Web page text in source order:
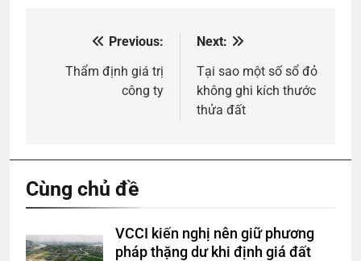
hướng
Previous:
Thẩm định giá trị
công ty
Next:
Tại sao một số sổ đỏ
không ghi kích thước
thửa đất
Cùng chủ đề
VCCI kiến nghị nên giữ phương
pháp thặng dư khi định giá đất